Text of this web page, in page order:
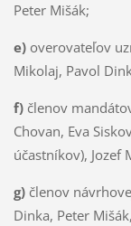
Peter Mišák;
e) overovateľov
Mikolaj, Pavol
f)členov
Chovan, Eva
účastníkov), Jozef
g)členov
Dinka, Peter